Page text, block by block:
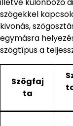
illetve különböző
szögekkel
kivonás,
egymásra
szögtípus a
Szögfaj
ta